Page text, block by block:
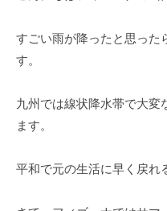
すごい雨が降ったと思った
す。
九州では線状降水帯で大変
ます。
平和で元の生活に早く戻れ